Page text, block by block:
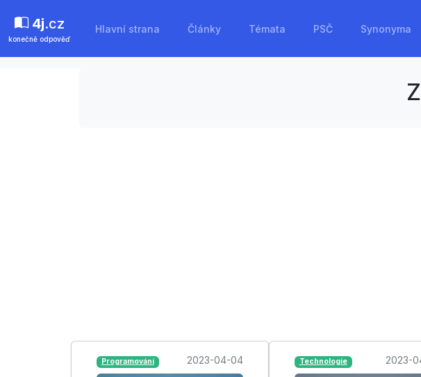
4j.cz
konečně odpověď
Hlavní strana Články Témata PSČ Synonyma
Programování 2023-04-04 Technologie 2023-